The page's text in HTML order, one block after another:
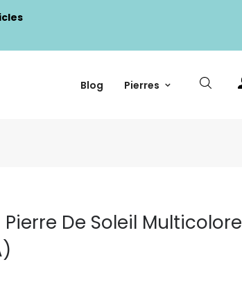
Blog Pierres
Pierre De Soleil Multicolore